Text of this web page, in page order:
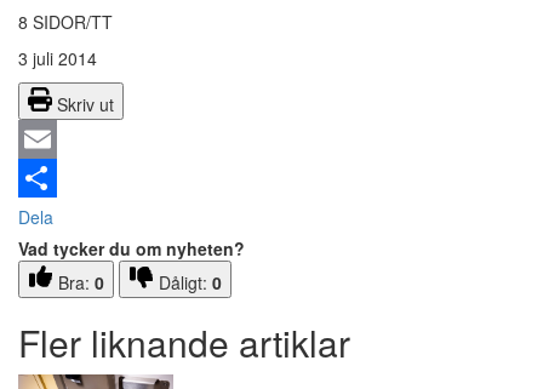
8 SIDOR/TT
3 juli 2014
Skriv ut
Email
Dela
Vad tycker du om nyheten?
Bra: 0 Dåligt: 0
Fler liknande artiklar